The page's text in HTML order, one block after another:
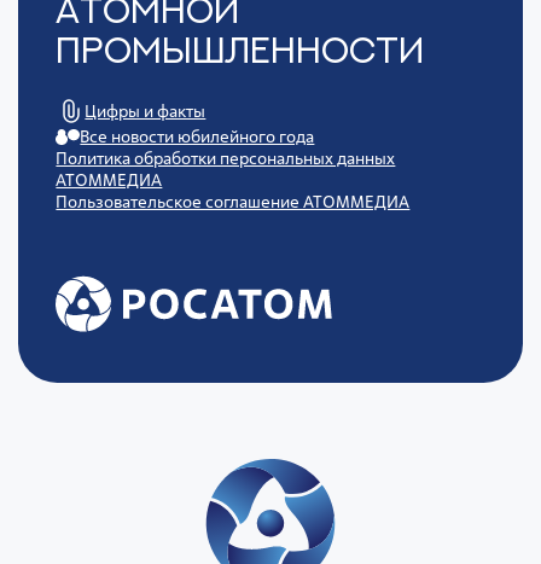
Атомной
Промышленности
Цифры и факты
Все новости юбилейного года
Политика обработки персональных данных
АТОММЕДИА
Пользовательское соглашение АТОММЕДИА